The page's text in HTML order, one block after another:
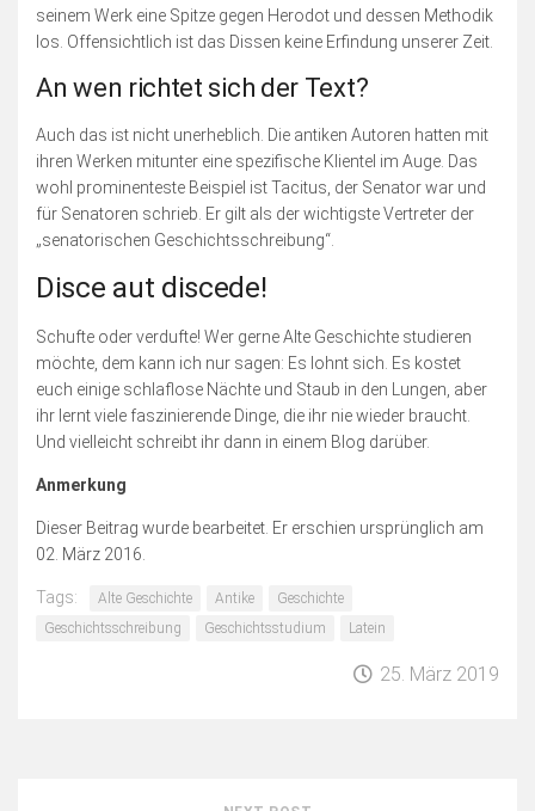
seinem Werk eine Spitze gegen Herodot und dessen Methodik
los. Offensichtlich ist das Dissen keine Erfindung unserer Zeit.
An wen richtet sich der Text?
Auch das ist nicht unerheblich. Die antiken Autoren hatten mit
ihren Werken mitunter eine spezifische Klientel im Auge. Das
wohl prominenteste Beispiel ist Tacitus, der Senator war und
für Senatoren schrieb. Er gilt als der wichtigste Vertreter der
„senatorischen Geschichtsschreibung“.
Disce aut discede!
Schufte oder verdufte! Wer gerne Alte Geschichte studieren
möchte, dem kann ich nur sagen: Es lohnt sich. Es kostet
euch einige schlaflose Nächte und Staub in den Lungen, aber
ihr lernt viele faszinierende Dinge, die ihr nie wieder braucht.
Und vielleicht schreibt ihr dann in einem Blog darüber.
Anmerkung
Dieser Beitrag wurde bearbeitet. Er erschien ursprünglich am
02. März 2016.
Tags: Alte Geschichte Antike
Geschichte
Geschichtsschreibung
Geschichtsstudium Latein
25. März 2019